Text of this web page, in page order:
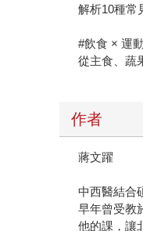
解析10種常
#飲食 × 運
從主食、蔬
作者
蔣文躍
中西醫結合
早年曾受教
他的課，讓